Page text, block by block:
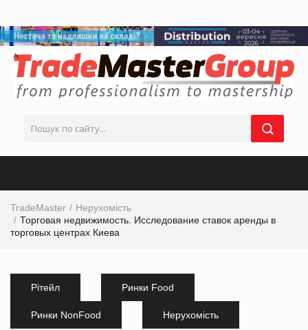
TradeMaster
Нерухомість
Торговая недвижимость. Исследование ставок аренды в
торговых центрах Киева
Рітейл Ринки Food
Ринки NonFood Нерухомість